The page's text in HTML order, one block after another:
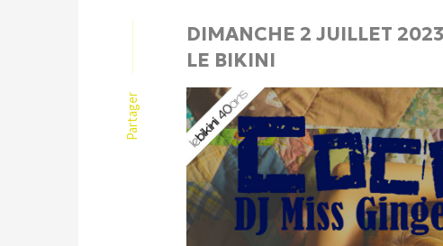
Partager
DIMANCHE 2 JUILLET
LE BIKINI